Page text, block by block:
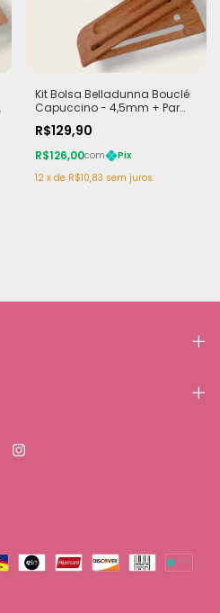
Kit Bolsa Belladunna Bouclé
Capuccino - 4,5mm + Par
R$129,90
R$126,00com
Pix
12 x de R$10,83 sem juros